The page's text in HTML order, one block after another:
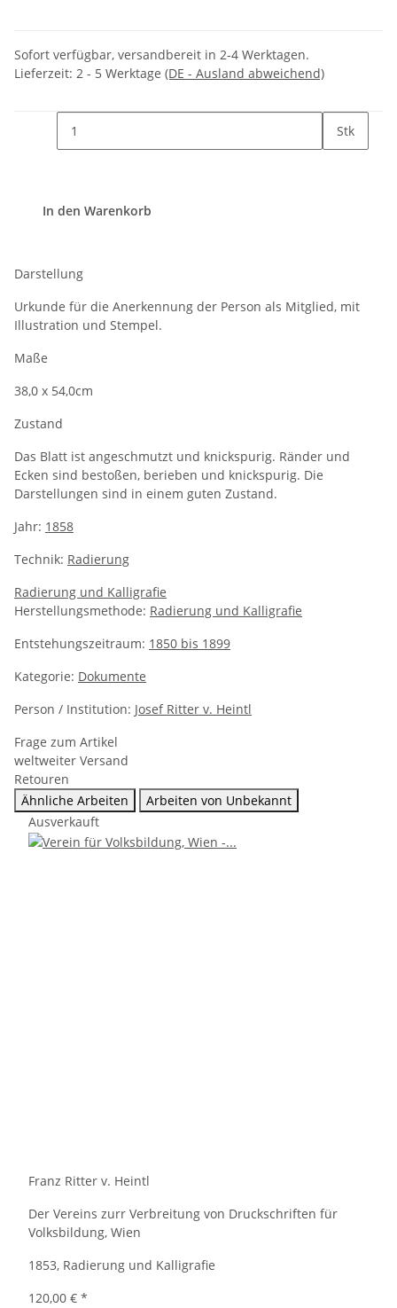
Sofort verfügbar, versandbereit in 2-4 Werktagen.
Lieferzeit: 2 - 5 Werktage (DE - Ausland abweichend)
Stk
In den Warenkorb
Darstellung
Urkunde für die Anerkennung der Person als Mitglied, mit
Illustration und Stempel.
Maße
38,0 x 54,0cm
Zustand
Das Blatt ist angeschmutzt und knickspurig. Ränder und
Ecken sind bestoßen, berieben und knickspurig. Die
Darstellungen sind in einem guten Zustand.
Jahr: 1858
Technik: Radierung
Radierung und Kalligrafie
Herstellungsmethode: Radierung und Kalligrafie
Entstehungszeitraum: 1850 bis 1899
Kategorie: Dokumente
Person / Institution: Josef Ritter v. Heintl
Frage zum Artikel
weltweiter Versand
Retouren
Ähnliche Arbeiten
Arbeiten von Unbekannt
Ausverkauft
Franz Ritter v. Heintl
Der Vereins zurr Verbreitung von Druckschriften für
Volksbildung, Wien
1853, Radierung und Kalligrafie
120,00 € *